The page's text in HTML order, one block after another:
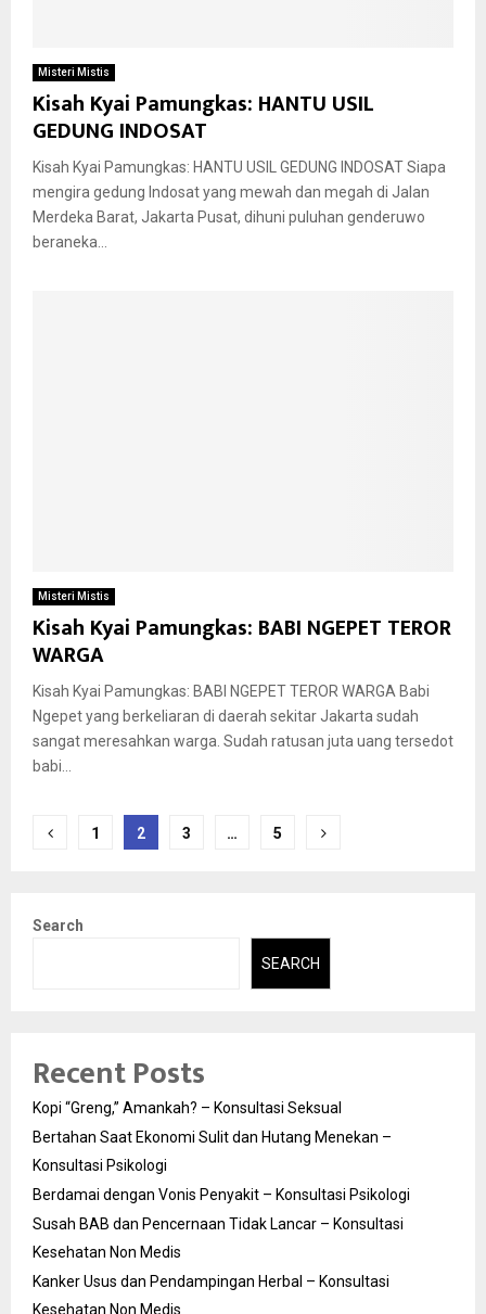
Misteri Mistis
Kisah Kyai Pamungkas: HANTU USIL
GEDUNG INDOSAT
Kisah Kyai Pamungkas: HANTU USIL GEDUNG INDOSAT Siapa
mengira gedung Indosat yang mewah dan megah di Jalan
Merdeka Barat, Jakarta Pusat, dihuni puluhan genderuwo
beraneka...
Misteri Mistis
Kisah Kyai Pamungkas: BABI NGEPET TEROR
WARGA
Kisah Kyai Pamungkas: BABI NGEPET TEROR WARGA Babi
Ngepet yang berkeliaran di daerah sekitar Jakarta sudah
sangat meresahkan warga. Sudah ratusan juta uang tersedot
babi...
Posts
1 2 3 … 5
Search
SEARCH
Recent Posts
Kopi “Greng,” Amankah? – Konsultasi Seksual
Bertahan Saat Ekonomi Sulit dan Hutang Menekan –
Konsultasi Psikologi
Berdamai dengan Vonis Penyakit – Konsultasi Psikologi
Susah BAB dan Pencernaan Tidak Lancar – Konsultasi
Kesehatan Non Medis
Kanker Usus dan Pendampingan Herbal – Konsultasi
Kesehatan Non Medis